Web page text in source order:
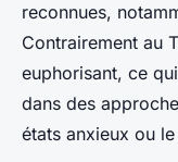
reconnues,
Contrairement au
euphorisant, ce
dans des
états anxieux ou